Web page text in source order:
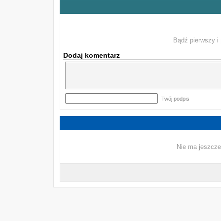
Bądź pierwszy i
Dodaj komentarz
Twój podpis
Nie ma